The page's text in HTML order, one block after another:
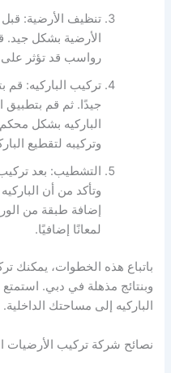
تنظيف الأرضية:
الأرضية بشكل جيد.
رواسب قد تؤثر على
تركيب الباركيه: قم
جيدًا. ثم قم بتطبيق
الباركيه بشكل
وتركيبه لتقطيع
التشطيب: بعد تركيب
وتأكد من أن
إضافة طبقة من
لمعانًا إضافيًا.
باتباع هذه الخطوات، يمكنك
وبنتائج مذهلة في دبي.
الباركيه إلى مساحتك الداخلية.
نصائح شركة تركيب الأرضيات